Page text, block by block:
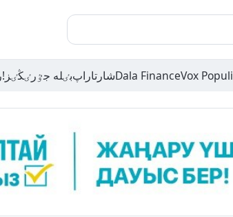
Vox Populi
Dala Financeشارتاراپبٸلە جٷرٸڭٸز!